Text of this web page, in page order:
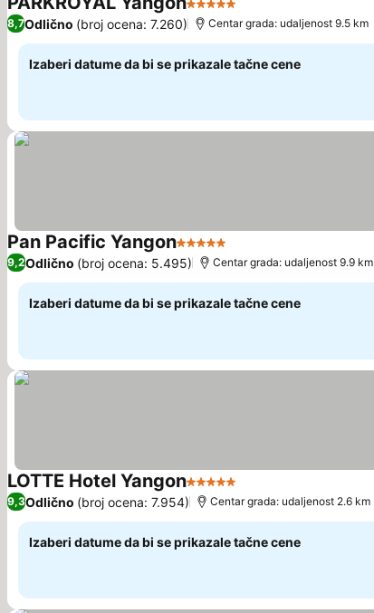
5 Zvezdice
8,7Odlično (broj ocena: 7.260) Centar grada: udaljenost 9.5 km
Izaberi datume da bi se prikazale tačne cene
Pan Pacific Yangon5 Zvezdice
9,2Odlično (broj ocena: 5.495) Centar grada: udaljenost 9.9 km
Izaberi datume da bi se prikazale tačne cene
LOTTE Hotel Yangon5 Zvezdice
9,3Odlično (broj ocena: 7.954) Centar grada: udaljenost 2.6 km
Izaberi datume da bi se prikazale tačne cene